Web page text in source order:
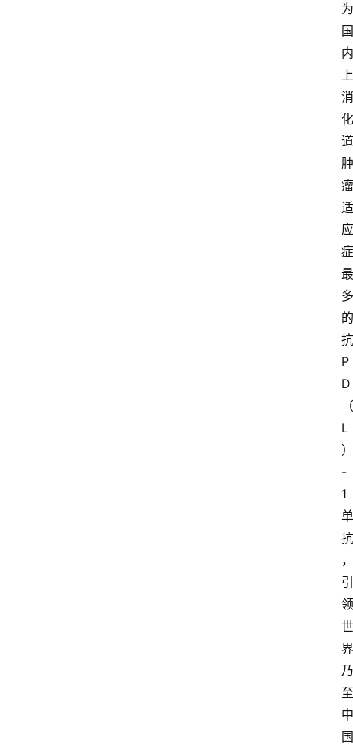
为
国
内
上
消
化
道
肿
瘤
适
应
症
最
多
的
抗
P
D
（
L
）
-
1
单
抗
，
引
领
世
界
乃
至
中
国